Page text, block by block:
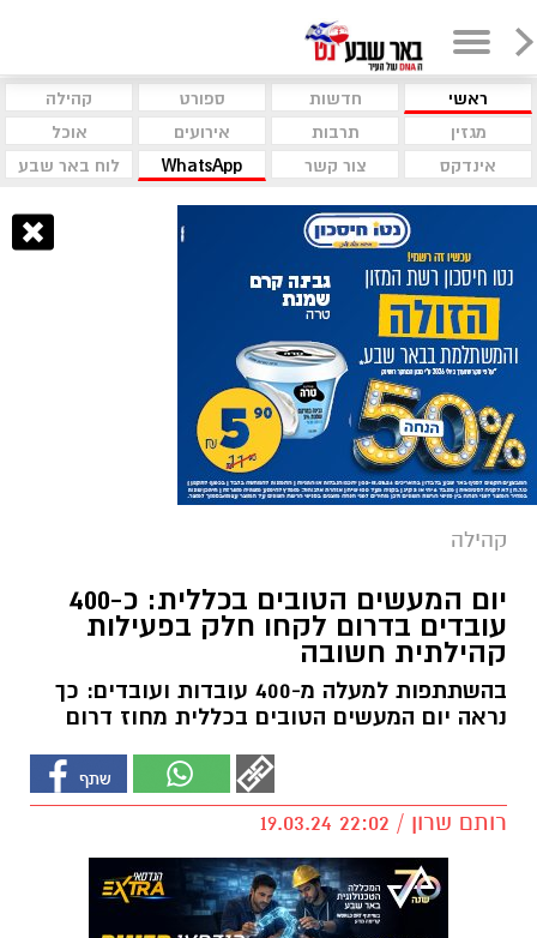
ראשי חדשות ספורט
קהילה
מגזין
תרבות אירועים
אוכל
אינדקס
צור קשר WhatsApp לוח באר שבע
קהילה
יום המעשים הטובים בכללית: כ-400
עובדים בדרום לקחו חלק בפעילות
קהילתית חשובה
בהשתתפות למעלה מ-400 עובדות ועובדים: כך
נראה יום המעשים הטובים בכללית מחוז דרום
רותם שרון / 22:02 19.03.24